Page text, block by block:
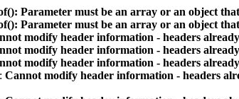
Parameter must be an array or an object
Parameter must be an array or an object
modify header information - headers
modify header information - headers
modify header information - headers
: Cannot modify header information - headers